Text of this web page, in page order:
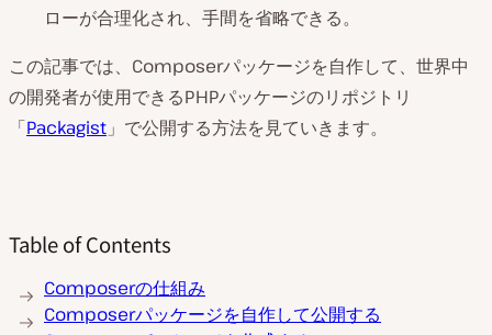
ローが合理化され、手間を省略できる。
この記事では、Composerパッケージを自作して、世界中
の開発者が使用できるPHPパッケージのリポジトリ
「Packagist 」で公開する方法を見ていきます。
Table of Contents
Composerの仕組み
Composerパッケージを自作して公開する